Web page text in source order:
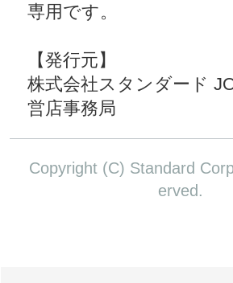
専用です。
【発行元】
株式会社スタンダード
営店事務局
Copyright (C) Standard
erved.